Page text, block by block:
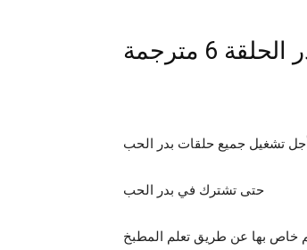
تشغيل جميع حلقات بدر الحب
حتى تشترك في بدر الحب
خاص بها عن طريق تعلم المطبخ